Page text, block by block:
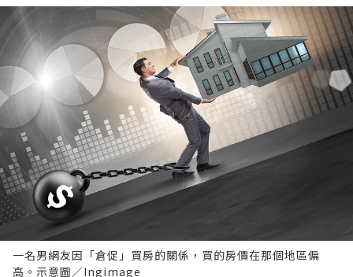
一名男網友因「倉促」買房的關係，買的房價在那個地區偏
高。示意圖／Ingimage